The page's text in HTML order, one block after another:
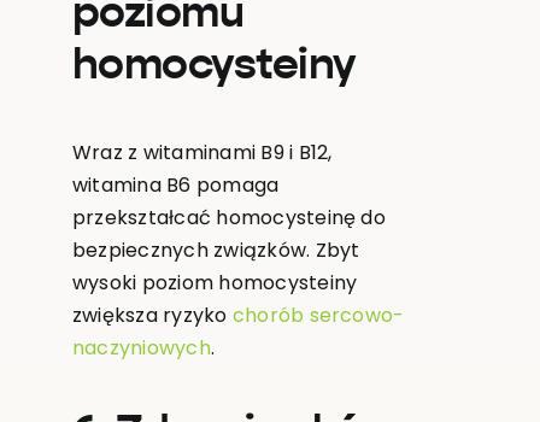
poziomu
homocysteiny
Wraz z witaminami B9 i B12,
witamina B6 pomaga
przekształcać homocysteinę do
bezpiecznych związków. Zbyt
wysoki poziom homocysteiny
zwiększa ryzyko chorób sercowo-
naczyniowych.